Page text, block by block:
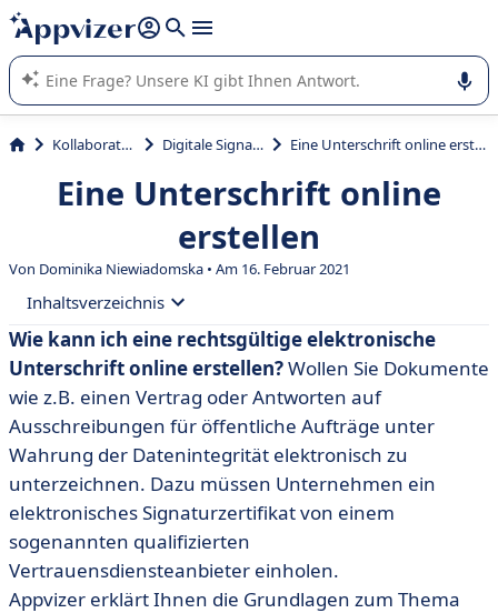
beantworten (mehrere Zeilen mit
Die KI von Appvizer führt Sie bei der Nutzung oder Auswahl
von SaaS-Software in Unternehmen.
Kollaboration Digitale Signatur Eine Unterschrift online erstellen
Eine Unterschrift online
erstellen
Von Dominika Niewiadomska • Am 16. Februar 2021
Inhaltsverzeichnis
• Definition
• Guide: Eine elektronische Unterschrift online erstellen
• Software für das Erstellen von Online-Unterschriften
• Eine neue Herausforderung für alle Unternehmen
Wie kann ich eine rechtsgültige elektronische
Unterschrift online erstellen?Wollen Sie Dokumente
wie z.B. einen Vertrag oder Antworten auf
Ausschreibungen für öffentliche Aufträge unter
Wahrung der Datenintegrität elektronisch zu
unterzeichnen. Dazu müssen Unternehmen ein
elektronisches Signaturzertifikat von einem
sogenannten qualifizierten
Vertrauensdiensteanbieter einholen.
Appvizer erklärt Ihnen die Grundlagen zum Thema